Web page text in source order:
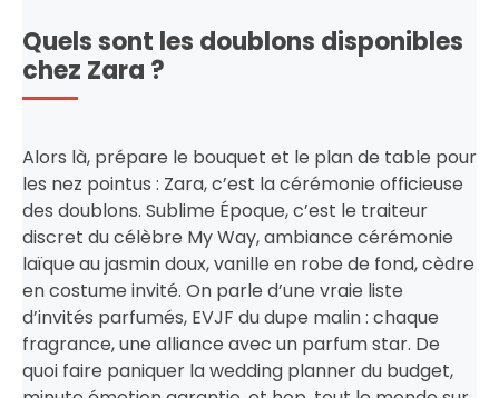
Quels sont les doublons disponibles
chez Zara ?
Alors là, prépare le bouquet et le plan de table pour
les nez pointus : Zara, c’est la cérémonie officieuse
des doublons. Sublime Époque, c’est le traiteur
discret du célèbre My Way, ambiance cérémonie
laïque au jasmin doux, vanille en robe de fond, cèdre
en costume invité. On parle d’une vraie liste
d’invités parfumés, EVJF du dupe malin : chaque
fragrance, une alliance avec un parfum star. De
quoi faire paniquer la wedding planner du budget,